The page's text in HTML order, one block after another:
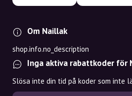
Om Naillak
shop.info.no_description
Inga aktiva rabattkoder för
Slösa inte din tid på koder som inte